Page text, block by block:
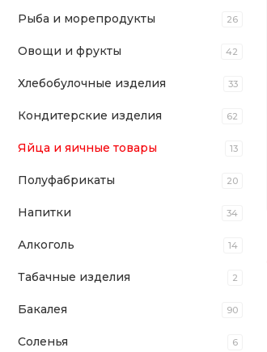
Рыба и морепродукты 26
Овощи и фрукты 42
Хлебобулочные изделия 33
Кондитерские изделия 62
Яйца и яичные товары 13
Полуфабрикаты 20
Напитки 34
Алкоголь 14
Табачные изделия 2
Бакалея 90
Соленья 6